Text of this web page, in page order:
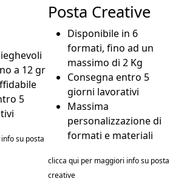
a 12 gr
5
su posta
Posta Creative
Disponibile in 6
formati, fino ad un
massimo di 2 Kg
Consegna entro 5
giorni lavorativi
Massima
personalizzazione di
formati e materiali
clicca qui per maggiori info su posta
creative